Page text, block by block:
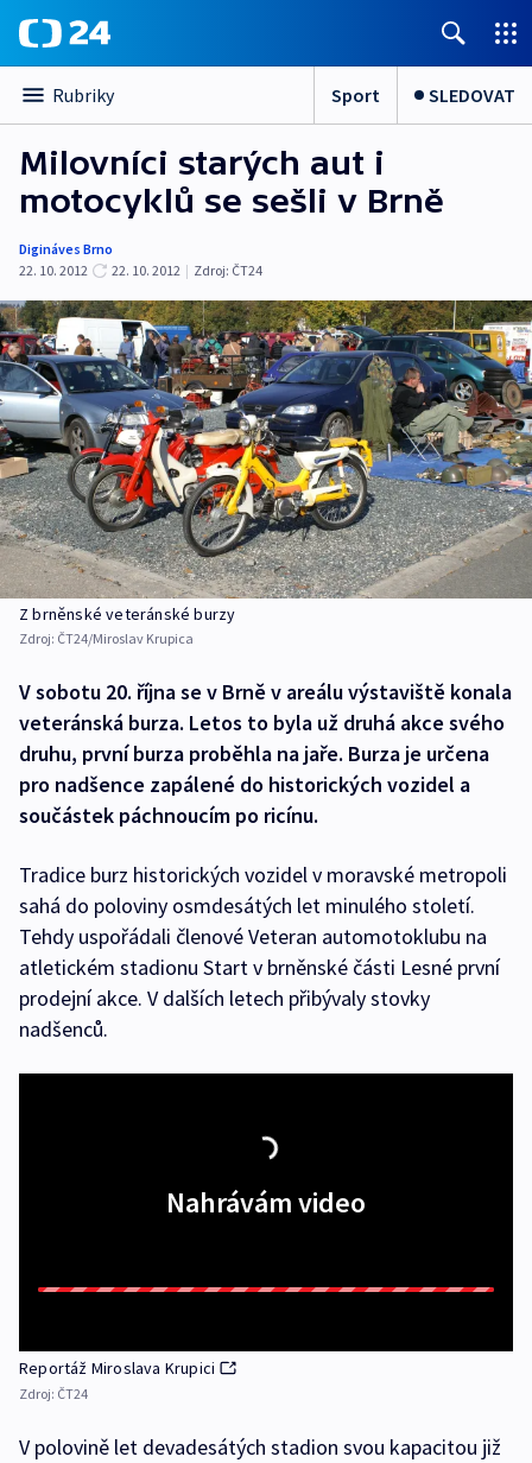
Rubriky Sport SLEDOVAT
Milovníci starých aut i
motocyklů se sešli v Brně
Digináves Brno
22. 10. 2012
22. 10. 2012 | Zdroj: ČT24
Z brněnské veteránské burzy
Zdroj: ČT24/Miroslav Krupica
V sobotu 20. října se v Brně v areálu výstaviště konala
veteránská burza. Letos to byla už druhá akce svého
druhu, první burza proběhla na jaře. Burza je určena
pro nadšence zapálené do historických vozidel a
součástek páchnoucím po ricínu.
Tradice burz historických vozidel v moravské metropoli
sahá do poloviny osmdesátých let minulého století.
Tehdy uspořádali členové Veteran automotoklubu na
atletickém stadionu Start v brněnské části Lesné první
prodejní akce. V dalších letech přibývaly stovky
nadšenců.
Nahrávám video
Reportáž Miroslava Krupici
Zdroj: ČT24
V polovině let devadesátých stadion svou kapacitou již